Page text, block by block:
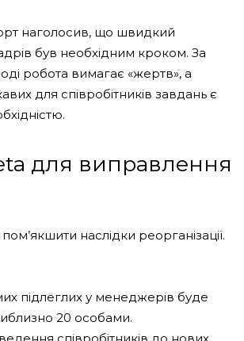
наголосив, що швидкий
був необхідним кроком. За
робота вимагає «жертв», а
для співробітників завдань є
для виправлення
наслідки реорганізації.
підлеглих у менеджерів буде
20 особами.